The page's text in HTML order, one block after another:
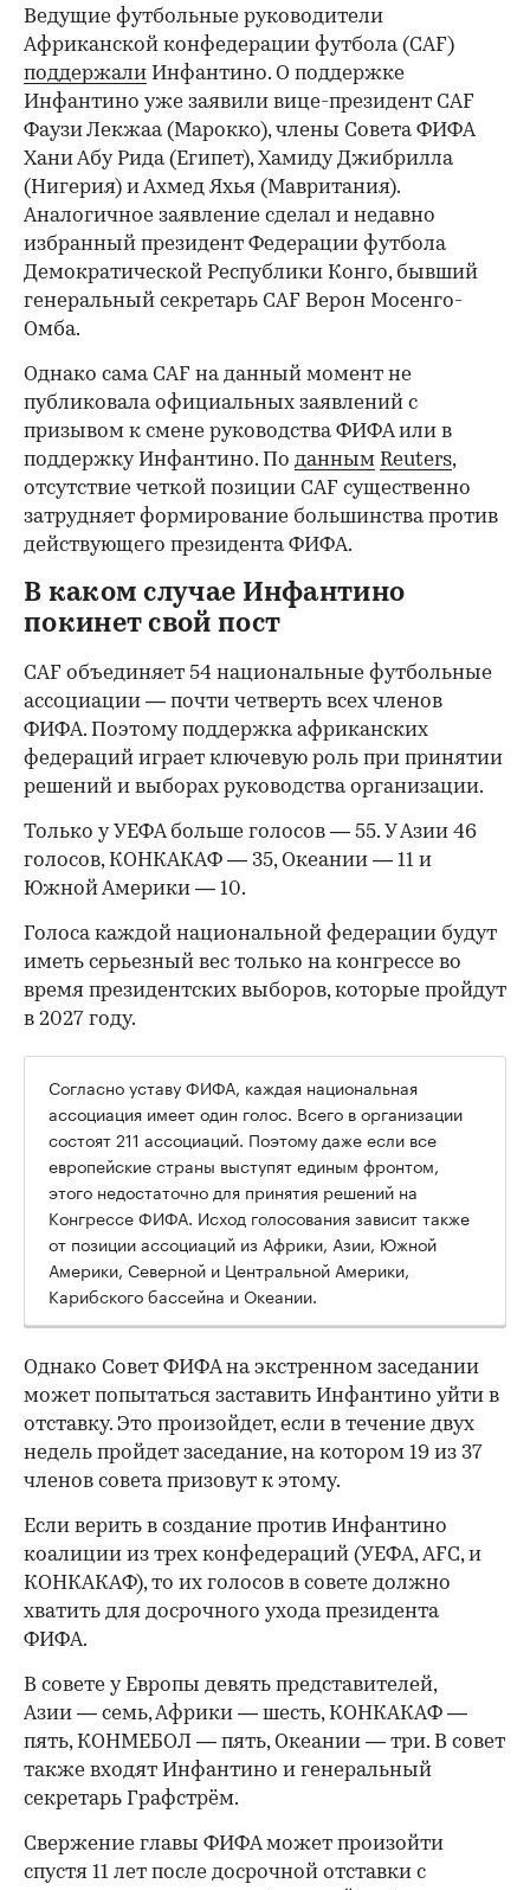
Ведущие футбольные руководители
Африканской конфедерации футбола (CAF)
поддержали Инфантино. О поддержке
Инфантино уже заявили вице-президент CAF
Фаузи Лекжаа (Марокко), члены Совета ФИФА
Хани Абу Рида (Египет), Хамиду Джибрилла
(Нигерия) и Ахмед Яхья (Мавритания).
Аналогичное заявление сделал и недавно
избранный президент Федерации футбола
Демократической Республики Конго, бывший
генеральный секретарь CAF Верон Мосенго-
Омба.
Однако сама CAF на данный момент не
публиковала официальных заявлений с
призывом к смене руководства ФИФА или в
поддержку Инфантино. По данным Reuters,
отсутствие четкой позиции CAF существенно
затрудняет формирование большинства против
действующего президента ФИФА.
В каком случае Инфантино
покинет свой пост
CAF объединяет 54 национальные футбольные
ассоциации — почти четверть всех членов
ФИФА. Поэтому поддержка африканских
федераций играет ключевую роль при принятии
решений и выборах руководства организации.
Только у УЕФА больше голосов — 55. У Азии 46
голосов, КОНКАКАФ — 35, Океании — 11 и
Южной Америки — 10.
Голоса каждой национальной федерации будут
иметь серьезный вес только на конгрессе во
время президентских выборов, которые пройдут
в 2027 году.
Согласно уставу ФИФА, каждая национальная
ассоциация имеет один голос. Всего в организации
состоят 211 ассоциаций. Поэтому даже если все
европейские страны выступят единым фронтом,
этого недостаточно для принятия решений на
Конгрессе ФИФА. Исход голосования зависит также
от позиции ассоциаций из Африки, Азии, Южной
Америки, Северной и Центральной Америки,
Карибского бассейна и Океании.
Однако Совет ФИФА на экстренном заседании
может попытаться заставить Инфантино уйти в
отставку. Это произойдет, если в течение двух
недель пройдет заседание, на котором 19 из 37
членов совета призовут к этому.
Если верить в создание против Инфантино
коалиции из трех конфедераций (УЕФА, AFC, и
КОНКАКАФ), то их голосов в совете должно
хватить для досрочного ухода президента
ФИФА.
В совете у Европы девять представителей,
Азии — семь, Африки — шесть, КОНКАКАФ —
пять, КОНМЕБОЛ — пять, Океании — три. В совет
также входят Инфантино и генеральный
секретарь Графстрём.
Свержение главы ФИФА может произойти
спустя 11 лет после досрочной отставки с